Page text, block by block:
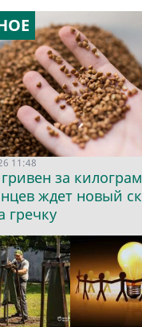
11:48
за
ждет новый
гречку